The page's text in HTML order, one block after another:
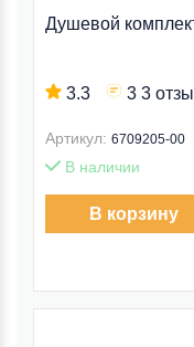
Душевой
3.3 3 3
Артикул: 6709205-00
В наличии
В корзину